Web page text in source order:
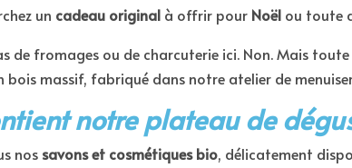
un cadeau original à offrir pour Noël ou toute
de fromages ou de charcuterie ici. Non. Mais
bois massif, fabriqué dans notre atelier de
notre plateau de
nos savons et cosmétiques bio, délicatement